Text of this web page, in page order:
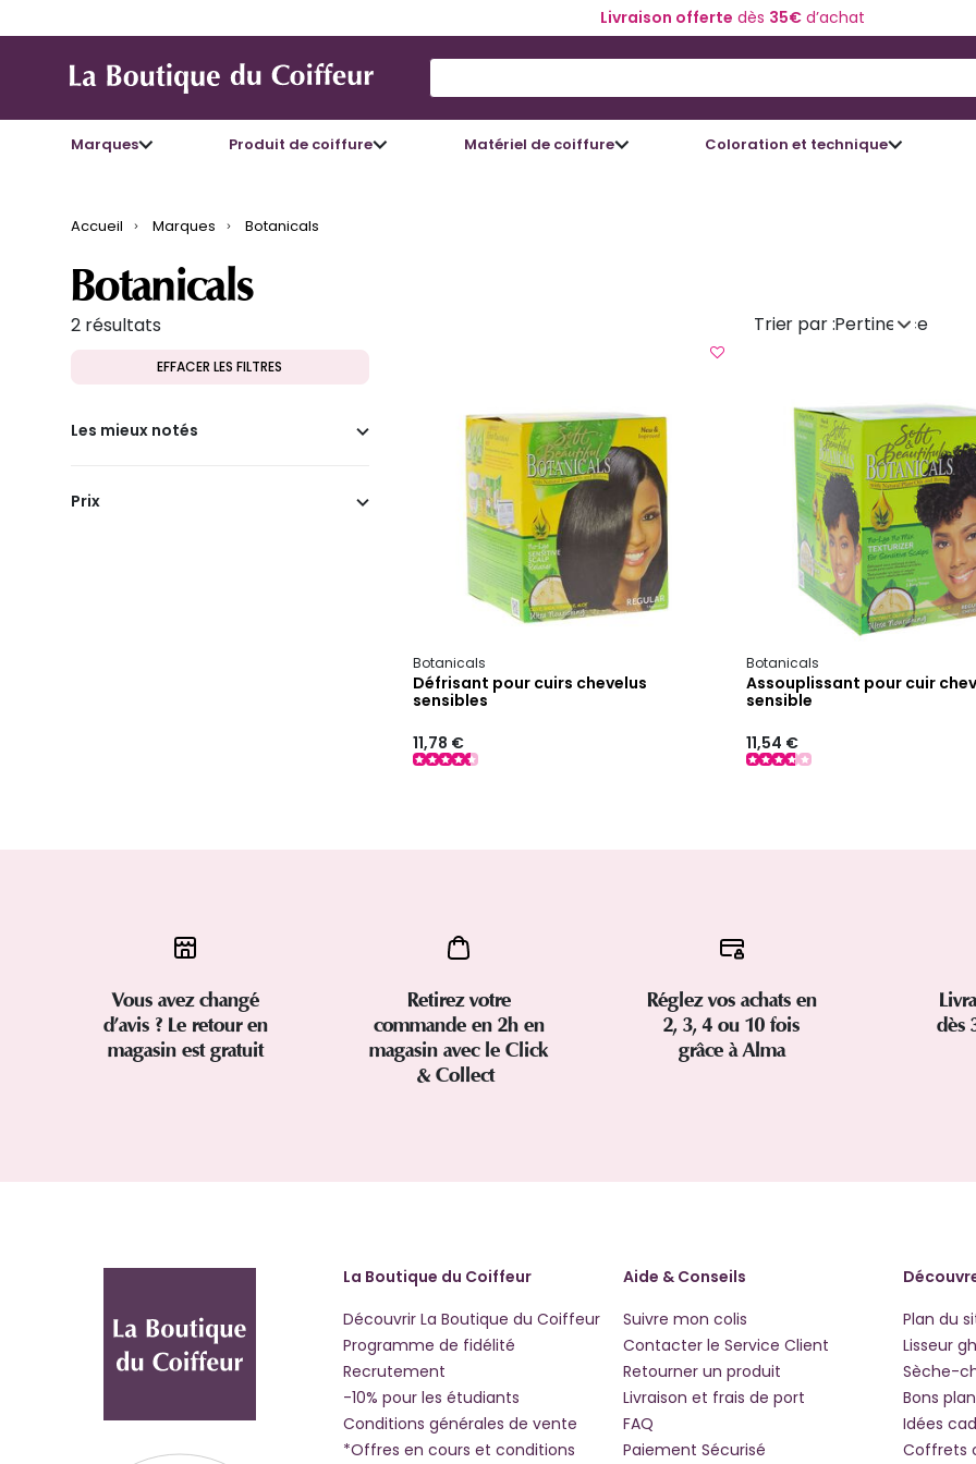
Livraison offerte dès 35€d’achat
Marques Produit de coiffure Matériel de coiffure Coloration et technique
Accueil Marques Botanicals
Botanicals
Trier par :Pertinence
2 résultats
EFFACER LES FILTRES
Les mieux notés
Prix
Botanicals
Défrisant pour cuirs chevelus
sensibles
11,78 €
Botanicals
Assouplissant pour cuir
sensible
11,54 €
Vous avez changé
d’avis ? Le retour en
magasin est gratuit
Retirez votre
commande en 2h en
magasin avec le Click
& Collect
Réglez vos achats en
2, 3, 4 ou 10 fois
grâce à Alma
dès
La Boutique du Coiffeur
Découvrir La Boutique du Coiffeur
Programme de fidélité
Recrutement
-10% pour les étudiants
Conditions générales de vente
*Offres en cours et conditions
Aide & Conseils
Suivre mon colis
Contacter le Service Client
Retourner un produit
Livraison et frais de port
FAQ
Paiement Sécurisé
Plan du
Lisseur
Sèche-
Bons
Idées
Coffrets